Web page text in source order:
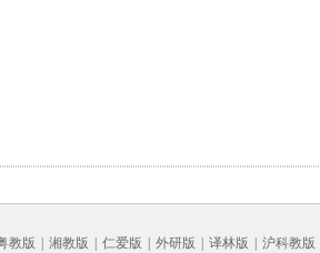
教版 湘教版 仁爱版 外研版 译林版 沪科教版